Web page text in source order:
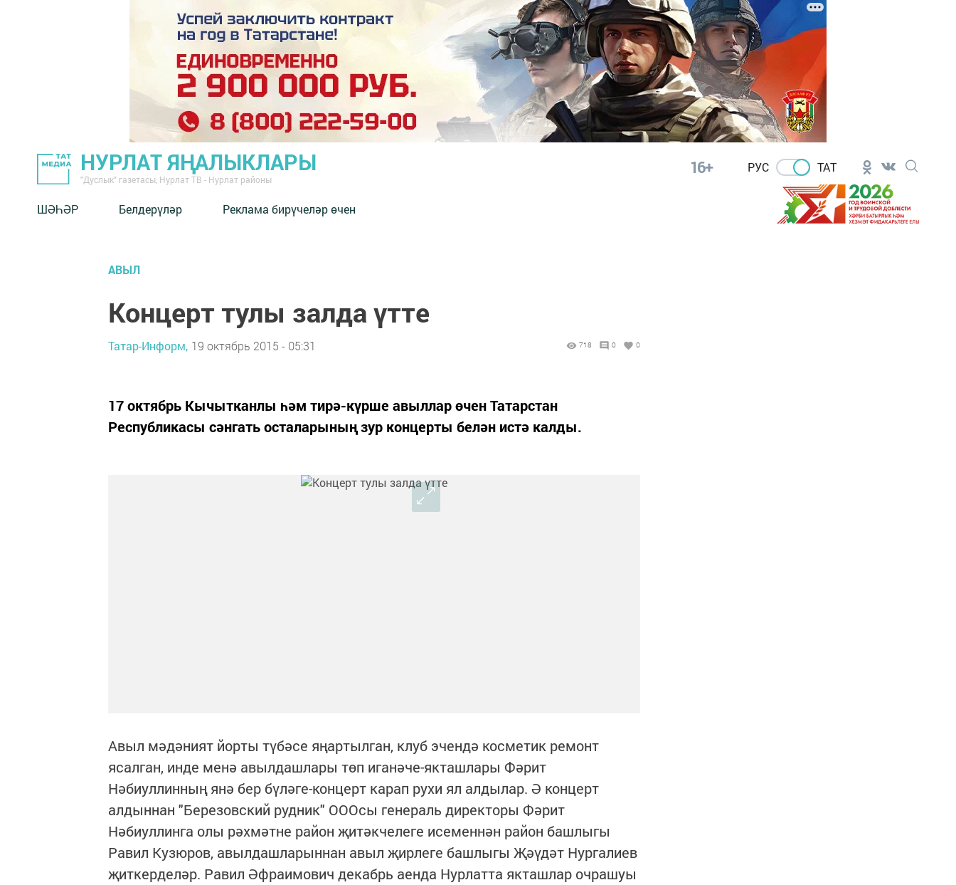
НУРЛАТ ЯҢАЛЫКЛАРЫ
"Дуслык" газетасы, Нурлат ТВ - Нурлат районы
16+ РУС ТАТ
ШӘҺӘР Белдерүләр Реклама бирүчеләр өчен
АВЫЛ
Концерт тулы залда үтте
Татар-Информ, 19 октябрь 2015 - 05:31 718 0 0
17 октябрь Кычытканлы һәм тирә-күрше авыллар өчен Татарстан
Республикасы сәнгать осталарының зур концерты белән истә калды.
Авыл мәдәният йорты түбәсе яңартылган, клуб эчендә косметик ремонт
ясалган, инде менә авылдашлары төп иганәче-якташлары Фәрит
Нәбиуллинның янә бер бүләге-концерт карап рухи ял алдылар. Ә концерт
алдыннан "Березовский рудник" ОООсы генераль директоры Фәрит
Нәбиуллинга олы рәхмәтне район җитәкчелеге исеменнән район башлыгы
Равил Кузюров, авылдашларыннан авыл җирлеге башлыгы Җәүдәт Нургалиев
җиткерделәр. Равил Әфраимович декабрь аенда Нурлатта якташлар очрашуы